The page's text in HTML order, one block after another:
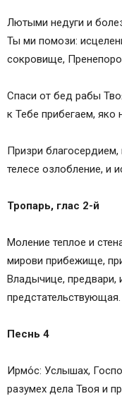
Лютыми недуги и
Ты ми помози:
сокровище,
Спаси от бед рабы
к Тебе прибегaем, яко
Призри
телесе озлобление, и
Тропарь, глас 2-й
Моление теплое и
мирови прибежище,
Владычице, предвари,
предстaтельствующая.
Песнь 4
Ирмо́с: Услышах,
разумех дела Твоя и